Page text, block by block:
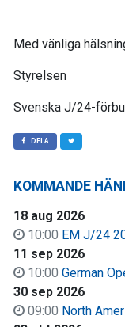
KOMMANDE
18 aug 2026
10:00 EM J/24
11 sep 2026
10:00 German
30 sep 2026
09:00 North
Med vänliga
Styrelsen
Svenska J/24-
DELA